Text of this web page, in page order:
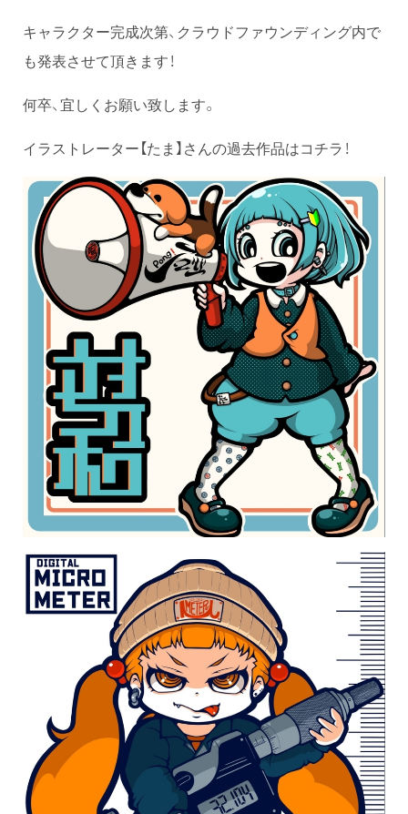
キャラクター完成次第、クラウドファウンディング内で
も発表させて頂きます！
何卒、宜しくお願い致します。
イラストレーター【たま】さんの過去作品はコチラ！